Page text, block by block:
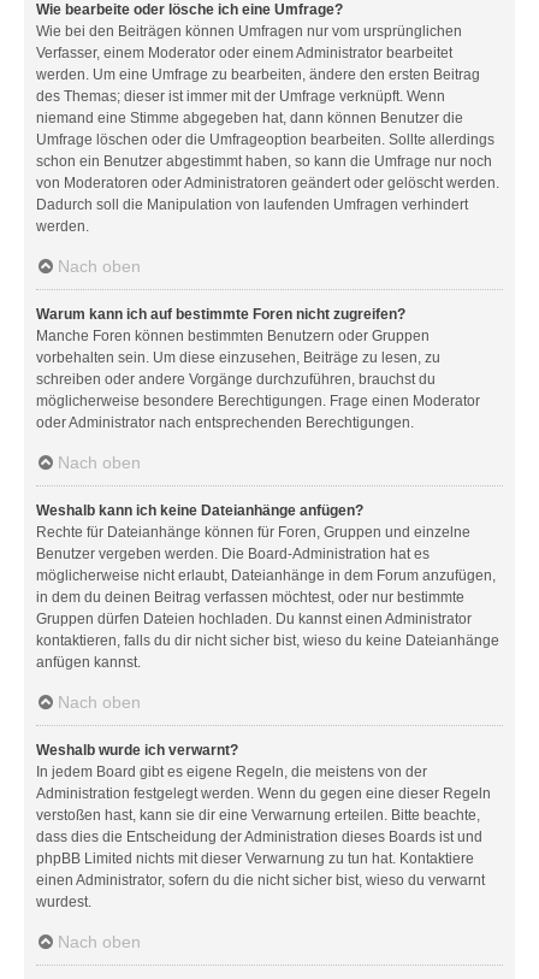
Wie bearbeite oder lösche ich eine Umfrage?
Wie bei den Beiträgen können Umfragen nur vom ursprünglichen
Verfasser, einem Moderator oder einem Administrator bearbeitet
werden. Um eine Umfrage zu bearbeiten, ändere den ersten Beitrag
des Themas; dieser ist immer mit der Umfrage verknüpft. Wenn
niemand eine Stimme abgegeben hat, dann können Benutzer die
Umfrage löschen oder die Umfrageoption bearbeiten. Sollte allerdings
schon ein Benutzer abgestimmt haben, so kann die Umfrage nur noch
von Moderatoren oder Administratoren geändert oder gelöscht werden.
Dadurch soll die Manipulation von laufenden Umfragen verhindert
werden.
Nach oben
Warum kann ich auf bestimmte Foren nicht zugreifen?
Manche Foren können bestimmten Benutzern oder Gruppen
vorbehalten sein. Um diese einzusehen, Beiträge zu lesen, zu
schreiben oder andere Vorgänge durchzuführen, brauchst du
möglicherweise besondere Berechtigungen. Frage einen Moderator
oder Administrator nach entsprechenden Berechtigungen.
Nach oben
Weshalb kann ich keine Dateianhänge anfügen?
Rechte für Dateianhänge können für Foren, Gruppen und einzelne
Benutzer vergeben werden. Die Board-Administration hat es
möglicherweise nicht erlaubt, Dateianhänge in dem Forum anzufügen,
in dem du deinen Beitrag verfassen möchtest, oder nur bestimmte
Gruppen dürfen Dateien hochladen. Du kannst einen Administrator
kontaktieren, falls du dir nicht sicher bist, wieso du keine Dateianhänge
anfügen kannst.
Nach oben
Weshalb wurde ich verwarnt?
In jedem Board gibt es eigene Regeln, die meistens von der
Administration festgelegt werden. Wenn du gegen eine dieser Regeln
verstoßen hast, kann sie dir eine Verwarnung erteilen. Bitte beachte,
dass dies die Entscheidung der Administration dieses Boards ist und
phpBB Limited nichts mit dieser Verwarnung zu tun hat. Kontaktiere
einen Administrator, sofern du die nicht sicher bist, wieso du verwarnt
wurdest.
Nach oben